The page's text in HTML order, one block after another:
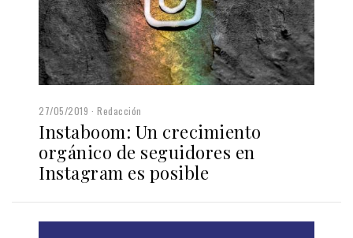
27/05/2019 Redacción
Instaboom: Un crecimiento
orgánico de seguidores en
Instagram es posible